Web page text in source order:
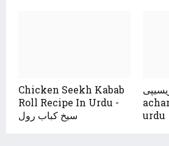
Chicken Seekh Kabab
Roll Recipe In Urdu -
سیخ کباب رول
-
urdu